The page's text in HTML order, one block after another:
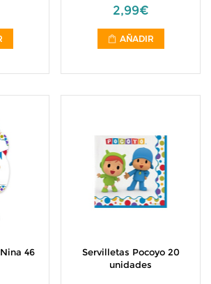
2,99€
AÑADIR
46
Servilletas Pocoyo 20
unidades